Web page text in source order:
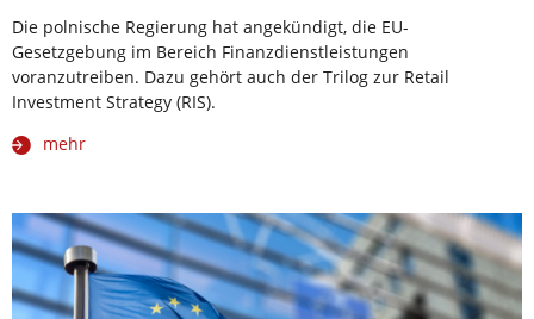
Die polnische Regierung hat angekündigt, die EU-
Gesetzgebung im Bereich Finanzdienstleistungen
voranzutreiben. Dazu gehört auch der Trilog zur Retail
Investment Strategy (RIS).
mehr